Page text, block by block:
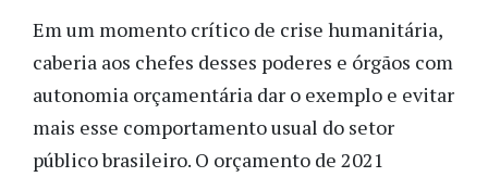
Em um momento crítico de crise humanitária,
caberia aos chefes desses poderes e órgãos com
autonomia orçamentária dar o exemplo e evitar
mais esse comportamento usual do setor
público brasileiro. O orçamento de 2021